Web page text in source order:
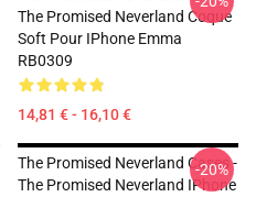
The Promised Neverland Coque
Soft Pour IPhone Emma
RB0309
14,81 € - 16,10 €
The Promised Neverland Cases -
The Promised Neverland IPhone
-20%